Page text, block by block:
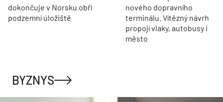
dokončuje v Norsku obří
podzemní úložiště
nového dopravního
terminálu. Vítězný návrh
propojí vlaky, autobusy i
město
BYZNYS